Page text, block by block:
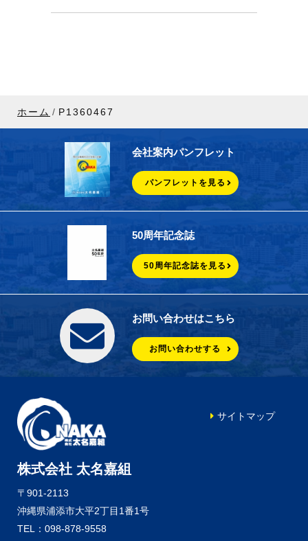
ホーム P1360467
会社案内パンフレット
パンフレットを見る
50周年記念誌
50周年記念誌を見る
お問い合わせはこちら
お問い合わせする
株式会社 太名嘉組
〒901-2113
沖縄県浦添市大平2丁目1番1号
TEL：098-878-9558
サイトマップ